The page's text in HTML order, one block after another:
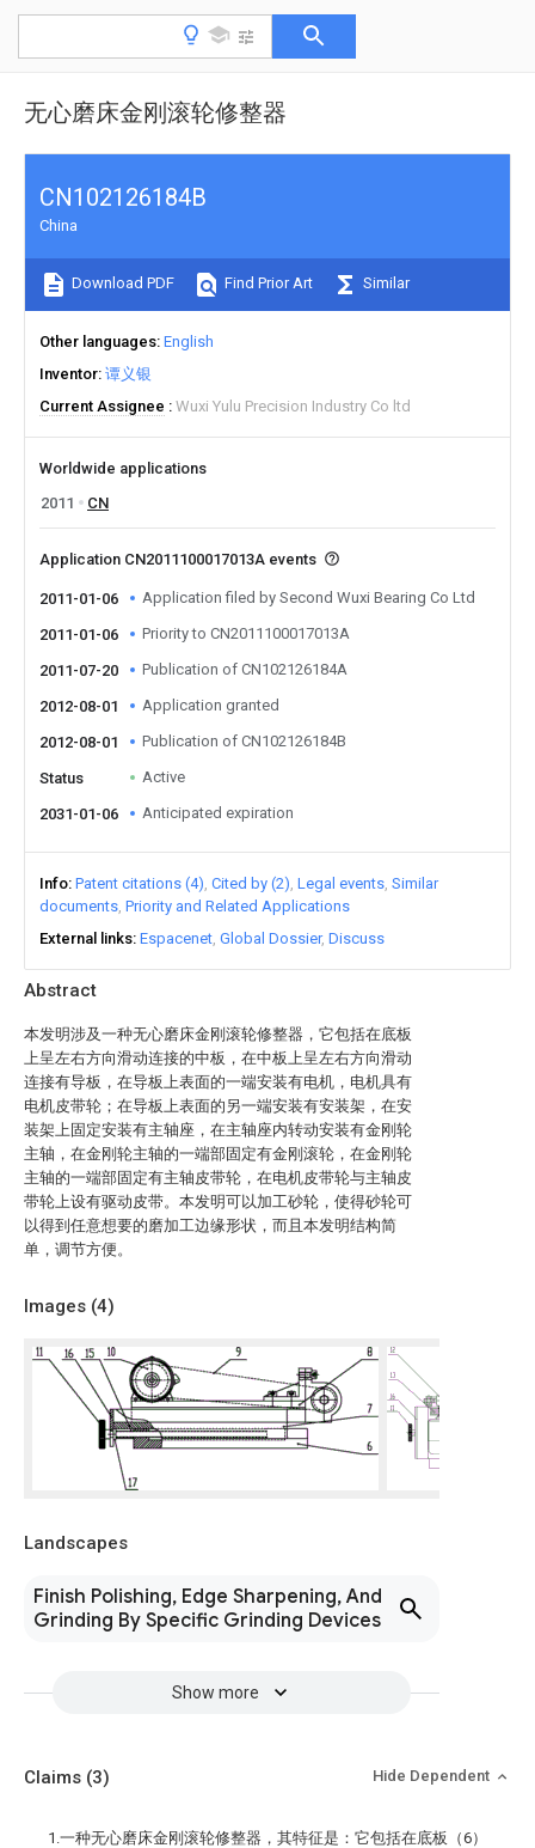
无心磨床金刚滚轮修整器
Abstract
本发明涉及一种无心磨床金刚滚轮修整器，它包括在底板
上呈左右方向滑动连接的中板，在中板上呈左右方向滑动
连接有导板，在导板上表面的一端安装有电机，电机具有
电机皮带轮；在导板上表面的另一端安装有安装架，在安
装架上固定安装有主轴座，在主轴座内转动安装有金刚轮
主轴，在金刚轮主轴的一端部固定有金刚滚轮，在金刚轮
主轴的一端部固定有主轴皮带轮，在电机皮带轮与主轴皮
带轮上设有驱动皮带。本发明可以加工砂轮，使得砂轮可
以得到任意想要的磨加工边缘形状，而且本发明结构简
单，调节方便。
Images (4)
Landscapes
Finish Polishing, Edge Sharpening, And
Grinding By Specific Grinding Devices
Show more
CN102126184B
China
Download PDF Find Prior Art Similar
Other languages English
Inventor 谭义银
Current Assignee
Wuxi Yulu Precision Industry Co ltd
Worldwide applications
2011
CN
Application CN2011100017013A events
2011-01-06 Application filed by Second Wuxi Bearing Co Ltd
2011-01-06 Priority to CN2011100017013A
2011-07-20 Publication of CN102126184A
2012-08-01 Application granted
2012-08-01 Publication of CN102126184B
Status Active
2031-01-06 Anticipated expiration
Info Patent citations (4) Cited by (2) Legal events Similar
documents Priority and Related Applications
External links Espacenet Global Dossier Discuss
Claims (3) Hide Dependent
1.一种无心磨床金刚滚轮修整器，其特征是：它包括在底板（6）